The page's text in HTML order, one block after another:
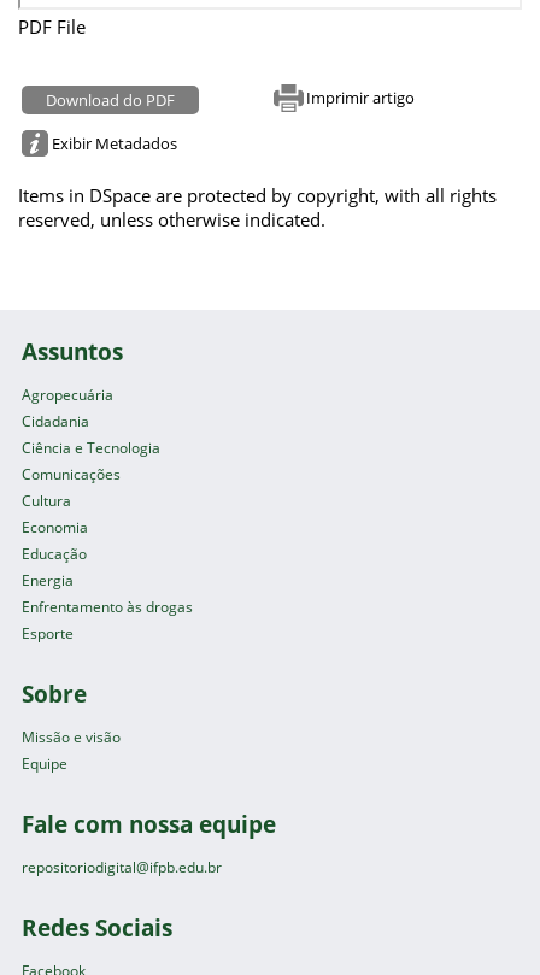
PDF File
Download do PDF Imprimir artigo
Exibir Metadados
Items in DSpace are protected by copyright, with all rights
reserved, unless otherwise indicated.
Assuntos
Agropecuária
Cidadania
Ciência e Tecnologia
Comunicações
Cultura
Economia
Educação
Energia
Enfrentamento às drogas
Esporte
Sobre
Missão e visão
Equipe
Fale com nossa equipe
repositoriodigital@ifpb.edu.br
Redes Sociais
Facebook